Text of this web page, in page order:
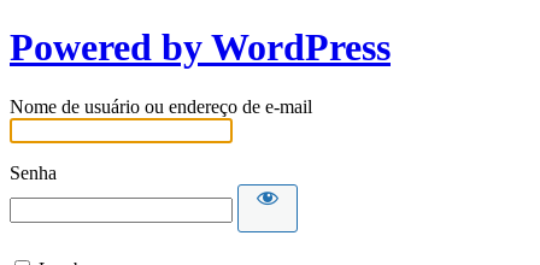
Powered by WordPress
Nome de usuário ou endereço de e-mail
Senha